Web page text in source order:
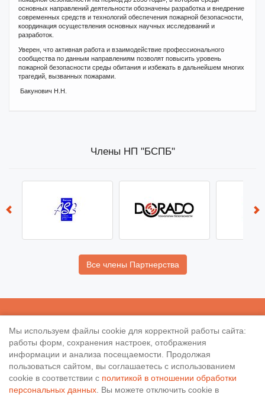
основных направлений деятельности обозначены разработка и внедрение
современных средств и технологий обеспечения пожарной безопасности,
координация осуществления основных научных исследований и
разработок.
Уверен, что активная работа и взаимодействие профессионального
сообщества по данным направлениям позволят повысить уровень
пожарной безопасности среды обитания и избежать в дальнейшем многих
трагедий, вызванных пожарами.
Бакунович Н.Н.
Члены НП "БСПБ"
Все члены Партнерства
Политика в отношении обработки персональных данных
190020, Санкт-Петербург, Рижский пр. 3, литер Б
Тел.: 8-800-505-02-38
(812) 251-31-01, 251-10-50, 251-79-65
Мы используем файлы cookie для корректной работы сайта:
работы форм, сохранения настроек, отображения
информации и анализа посещаемости. Продолжая
пользоваться сайтом, вы соглашаетесь с использованием
cookie в соответствии с политикой в отношении обработки
персональных данных . Вы можете отключить cookie в